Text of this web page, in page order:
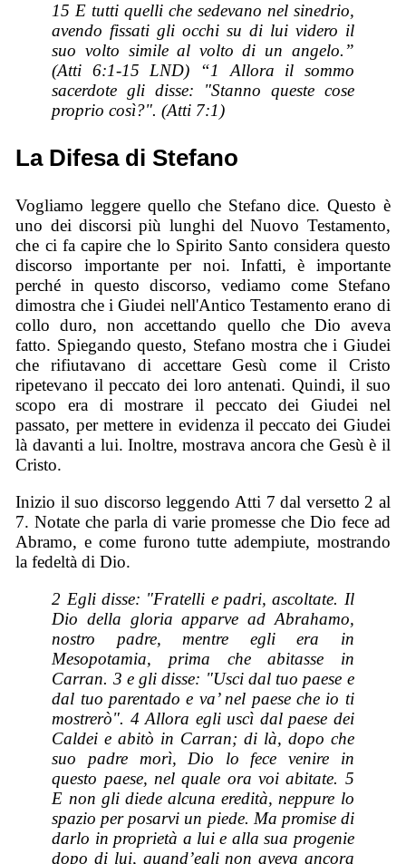
15 E tutti quelli che sedevano nel sinedrio,
avendo fissati gli occhi su di lui videro il
suo volto simile al volto di un angelo.”
(Atti 6:1-15 LND) “1 Allora il sommo
sacerdote gli disse: "Stanno queste cose
proprio così?". (Atti 7:1)
La Difesa di Stefano
Vogliamo leggere quello che Stefano dice. Questo è
uno dei discorsi più lunghi del Nuovo Testamento,
che ci fa capire che lo Spirito Santo considera questo
discorso importante per noi. Infatti, è importante
perché in questo discorso, vediamo come Stefano
dimostra che i Giudei nell'Antico Testamento erano di
collo duro, non accettando quello che Dio aveva
fatto. Spiegando questo, Stefano mostra che i Giudei
che rifiutavano di accettare Gesù come il Cristo
ripetevano il peccato dei loro antenati. Quindi, il suo
scopo era di mostrare il peccato dei Giudei nel
passato, per mettere in evidenza il peccato dei Giudei
là davanti a lui. Inoltre, mostrava ancora che Gesù è il
Cristo.
Inizio il suo discorso leggendo Atti 7 dal versetto 2 al
7. Notate che parla di varie promesse che Dio fece ad
Abramo, e come furono tutte adempiute, mostrando
la fedeltà di Dio.
2 Egli disse: "Fratelli e padri, ascoltate. Il
Dio della gloria apparve ad Abrahamo,
nostro padre, mentre egli era in
Mesopotamia, prima che abitasse in
Carran. 3 e gli disse: "Usci dal tuo paese e
dal tuo parentado e va’ nel paese che io ti
mostrerò". 4 Allora egli uscì dal paese dei
Caldei e abitò in Carran; di là, dopo che
suo padre morì, Dio lo fece venire in
questo paese, nel quale ora voi abitate. 5
E non gli diede alcuna eredità, neppure lo
spazio per posarvi un piede. Ma promise di
darlo in proprietà a lui e alla sua progenie
dopo di lui, quand’egli non aveva ancora